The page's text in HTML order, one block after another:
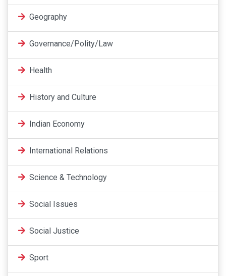
Geography
Governance/Polity/Law
Health
History and Culture
Indian Economy
International Relations
Science & Technology
Social Issues
Social Justice
Sport